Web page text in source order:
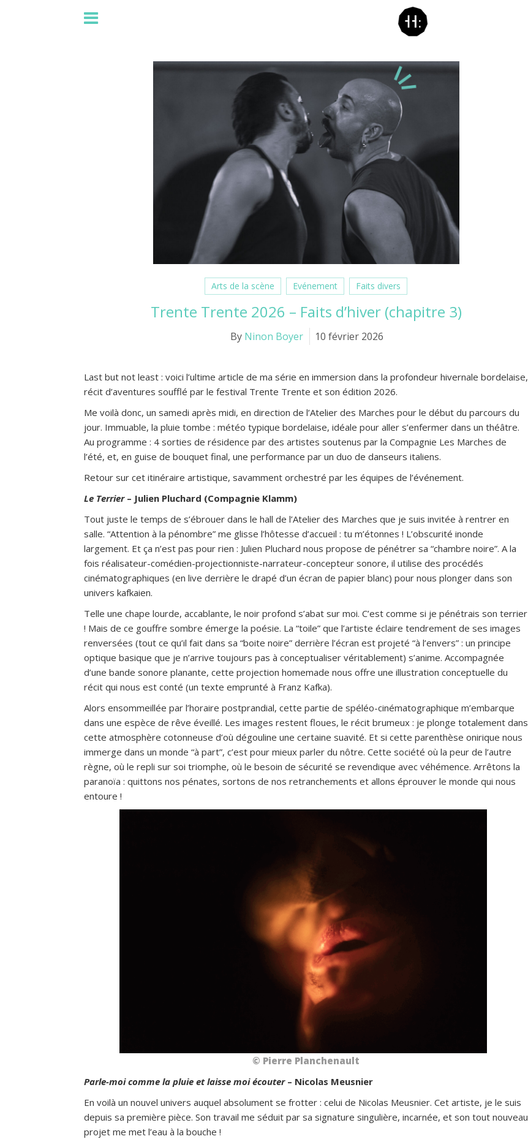
Arts de la scène Evénement Faits divers
Trente Trente 2026 – Faits d’hiver (chapitre 3)
By Ninon Boyer 10 février 2026
Last but not least : voici l’ultime article de ma série en immersion dans la profondeur hivernale bordelaise,
récit d’aventures soufflé par le festival Trente Trente et son édition 2026.
Me voilà donc, un samedi après midi, en direction de l’Atelier des Marches pour le début du parcours du
jour. Immuable, la pluie tombe : météo typique bordelaise, idéale pour aller s’enfermer dans un théâtre.
Au programme : 4 sorties de résidence par des artistes soutenus par la Compagnie Les Marches de
l’été, et, en guise de bouquet final, une performance par un duo de danseurs italiens.
Retour sur cet itinéraire artistique, savamment orchestré par les équipes de l’événement.
Le Terrier– Julien Pluchard (Compagnie Klamm)
Tout juste le temps de s’ébrouer dans le hall de l’Atelier des Marches que je suis invitée à rentrer en
salle. “Attention à la pénombre” me glisse l’hôtesse d’accueil : tu m’étonnes ! L’obscurité inonde
largement. Et ça n’est pas pour rien : Julien Pluchard nous propose de pénétrer sa “chambre noire”. A la
fois réalisateur-comédien-projectionniste-narrateur-concepteur sonore, il utilise des procédés
cinématographiques (en live derrière le drapé d’un écran de papier blanc) pour nous plonger dans son
univers kafkaien.
Telle une chape lourde, accablante, le noir profond s’abat sur moi. C’est comme si je pénétrais son terrier
! Mais de ce gouffre sombre émerge la poésie. La “toile” que l’artiste éclaire tendrement de ses images
renversées (tout ce qu’il fait dans sa “boite noire” derrière l’écran est projeté “à l’envers” : un principe
optique basique que je n’arrive toujours pas à conceptualiser véritablement) s’anime. Accompagnée
d’une bande sonore planante, cette projection homemade nous offre une illustration conceptuelle du
récit qui nous est conté (un texte emprunté à Franz Kafka).
Alors ensommeillée par l’horaire postprandial, cette partie de spéléo-cinématographique m’embarque
dans une espèce de rêve éveillé. Les images restent floues, le récit brumeux : je plonge totalement dans
cette atmosphère cotonneuse d’où dégouline une certaine suavité. Et si cette parenthèse onirique nous
immerge dans un monde “à part”, c’est pour mieux parler du nôtre. Cette société où la peur de l’autre
règne, où le repli sur soi triomphe, où le besoin de sécurité se revendique avec véhémence. Arrêtons la
paranoïa : quittons nos pénates, sortons de nos retranchements et allons éprouver le monde qui nous
entoure !
© Pierre Planchenault
Parle-moi comme la pluie et laisse moi écouter– Nicolas Meusnier
En voilà un nouvel univers auquel absolument se frotter : celui de Nicolas Meusnier. Cet artiste, je le suis
depuis sa première pièce. Son travail me séduit par sa signature singulière, incarnée, et son tout nouveau
projet me met l’eau à la bouche !